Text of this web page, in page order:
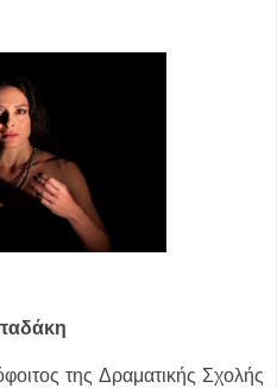
της Δραματικής Σχολής